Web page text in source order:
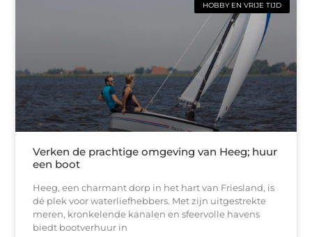
HOBBY EN VRIJE TIJD
Verken de prachtige omgeving van Heeg; huur
een boot
Heeg, een charmant dorp in het hart van Friesland, is
dé plek voor waterliefhebbers. Met zijn uitgestrekte
meren, kronkelende kanalen en sfeervolle havens
biedt bootverhuur in